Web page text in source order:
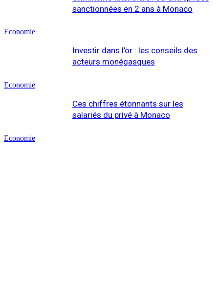
Economie
sanctionnées en 2 ans à Monaco
Economie
Investir dans l’or : les conseils des
acteurs monégasques
Economie
Ces chiffres étonnants sur les
salariés du privé à Monaco